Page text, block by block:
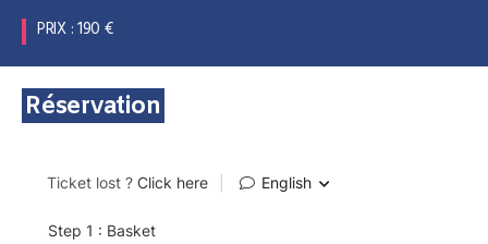
PRIX : 190 €
Réservation